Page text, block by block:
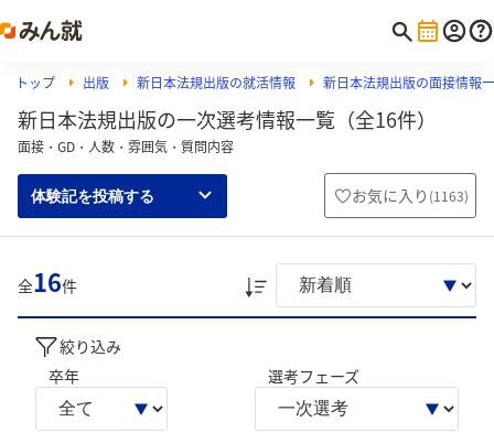
トップ 出版 新日本法規出版の就活情報 新日本法規出版の面接情報
新日本法規出版の一次選考情報一覧（全16件）
面接・GD・人数・雰囲気・質問内容
体験記を投稿する お気に入り (1163)
全16件
絞り込み
卒年
選考フェーズ